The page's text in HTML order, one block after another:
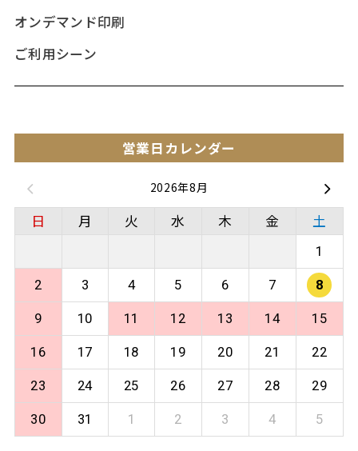
オンデマンド印刷
ご利用シーン
営業日カレンダー
2026年8月
日 月 火 水 木 金 土
1
2 3 4 5 6 7 8
9 10 11 12 13 14 15
16 17 18 19 20 21 22
23 24 25 26 27 28 29
30 31 1 2 3 4 5